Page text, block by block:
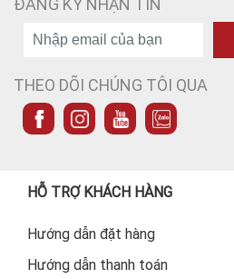
THEO DÕI CHÚNG TÔI QUA
HỖ TRỢ KHÁCH HÀNG
Hướng dẫn đặt hàng
Hướng dẫn thanh toán